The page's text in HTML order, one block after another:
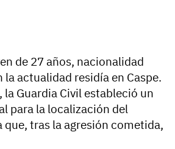
de 27 años, nacionalidad
la actualidad residía en Caspe.
Guardia Civil estableció un
para la localización del
que, tras la agresión cometida,